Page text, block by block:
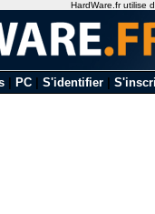
| PC| S'identifier|
HardWare.fr utilise